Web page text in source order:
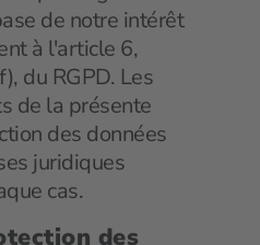
de notre intérêt
à l'article 6,
du RGPD. Les
de la présente
des données
juridiques
cas.
des